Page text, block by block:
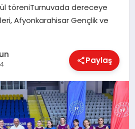
töreniTurnuvada dereceye
Afyonkarahisar Gençlik ve
Paylaş